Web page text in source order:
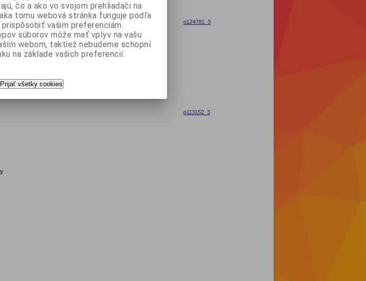
o124781_3
o113152_3
čo a ako vo svojom prehliadači na
tomu webová stránka funguje podľa
vašim preferenciám.
súborov môže mať vplyv na vašu
webom, taktiež nebudeme schopní
na základe vašich preferencií.
Prijať všetky cookies